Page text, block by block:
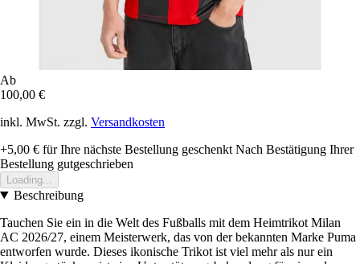
Ab
100,00 €
inkl. MwSt. zzgl. Versandkosten
+5,00 € für Ihre nächste Bestellung geschenkt Nach Bestätigung Ihrer
Bestellung gutgeschrieben
Loading...
Beschreibung
Tauchen Sie ein in die Welt des Fußballs mit dem Heimtrikot Milan
AC 2026/27, einem Meisterwerk, das von der bekannten Marke Puma
entworfen wurde. Dieses ikonische Trikot ist viel mehr als nur ein